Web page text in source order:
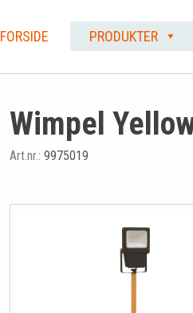
FORSIDE PRODUKTER
Wimpel
Art.nr.: 9975019